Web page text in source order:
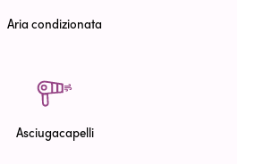
Aria condizionata
Asciugacapelli